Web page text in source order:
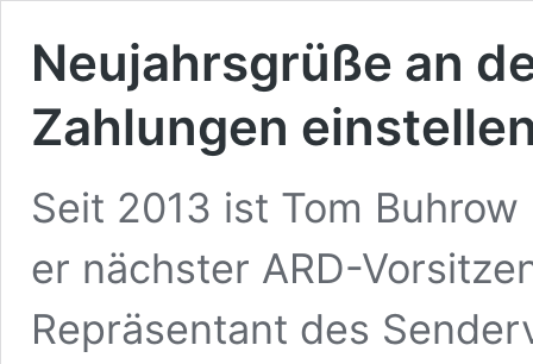
Neujahrsgrüße an
Zahlungen
Seit 2013 ist Tom
er nächster ARD-
Repräsentant des